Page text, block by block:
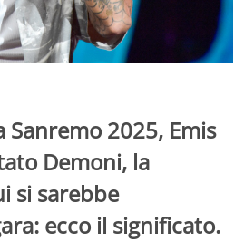
2025, Emis
Demoni, la
si sarebbe
ecco il significato.